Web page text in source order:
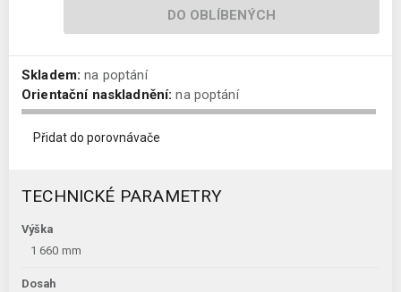
DO OBLÍBENÝCH
Skladem: na poptání
Orientační naskladnění: na poptání
Přidat do porovnávače
TECHNICKÉ PARAMETRY
Výška
1 660 mm
Dosah